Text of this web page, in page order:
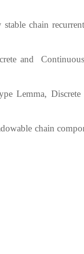
chain
and
Lemma, Discrete
chain